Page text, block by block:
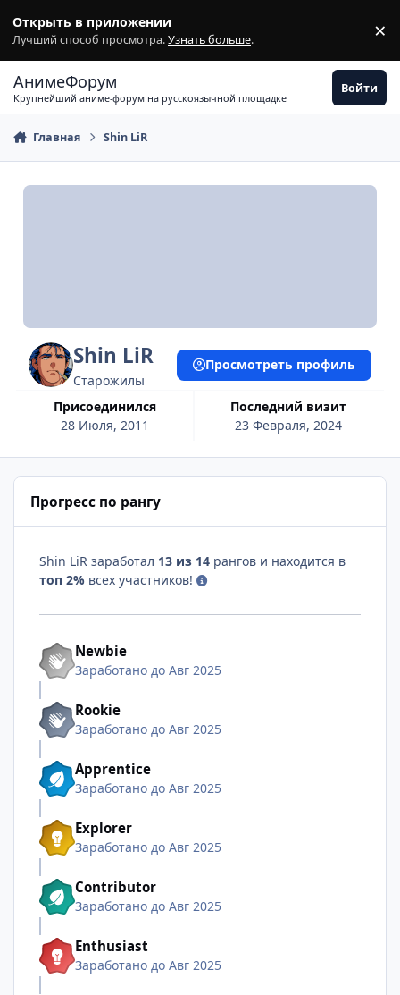
Открыть в приложении
Лучший способ просмотра.Узнать больше. ×
АнимеФорум
Крупнейший аниме-форум на русскоязычной площадке
Войти
Главная Shin LiR
Shin LiR
Старожилы
Присоединился
28 Июля, 2011
Последний визит
23 Февраля, 2024
Просмотреть профиль
Прогресс по рангу
Shin LiR заработал 13 из 14 рангов и находится в
топ 2% всех участников!
Newbie
Заработано до Авг 2025
Rookie
Заработано до Авг 2025
Apprentice
Заработано до Авг 2025
Explorer
Заработано до Авг 2025
Contributor
Заработано до Авг 2025
Enthusiast
Заработано до Авг 2025